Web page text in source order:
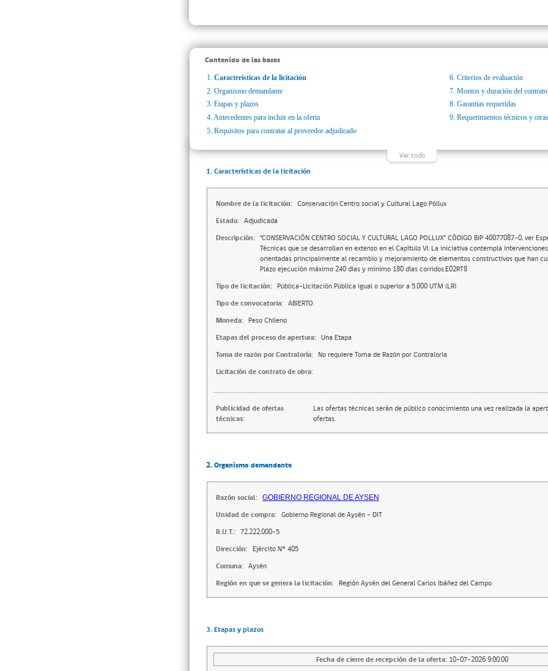
Contenido de las bases
1. Características de la licitación
2. Organismo demandante
3. Etapas y plazos
4. Antecedentes para incluir en la oferta
5. Requisitos para contratar al proveedor adjudicado
6. Criterios de evaluación
7. Montos y duración del contrato
8. Garantías requeridas
9. Requerimientos técnicos y
1. Características de la licitación
Nombre de la licitación: Conservación Centro social y Cultural Lago Póllux
Estado: Adjudicada
Descripción: “CONSERVACIÓN CENTRO SOCIAL Y CULTURAL LAGO POLLUX” CÓDIGO BIP 40077087-0, ver
Técnicas que se desarrollan en extenso en el Capítulo VI. La iniciativa contempla
orientadas principalmente al recambio y mejoramiento de elementos constructivos que han
Plazo ejecución máximo 240 días y mínimo 180 días corridos.E02RT8
Tipo de licitación: Pública-Licitación Pública igual o superior a 5.000 UTM (LR)
Tipo de convocatoria: ABIERTO
Moneda: Peso Chileno
Etapas del proceso de apertura: Una Etapa
Toma de razón por Contraloría: No requiere Toma de Razón por Contraloría
Licitación de contrato de obra:
Publicidad de ofertas
técnicas:
Las ofertas técnicas serán de público conocimiento una vez realizada la
ofertas.
2. Organismo demandante
Razón social: GOBIERNO REGIONAL DE AYSEN
Unidad de compra: Gobierno Regional de Aysén - DIT
R.U.T.: 72.222.000-5
Dirección: Ejército N° 405
Comuna: Aysén
Región en que se genera la licitación: Región Aysén del General Carlos Ibáñez del Campo
3. Etapas y plazos
Fecha de cierre de recepción de la oferta: 10-07-2026 9:00:00